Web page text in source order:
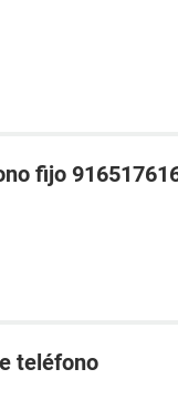
fijo
teléfono